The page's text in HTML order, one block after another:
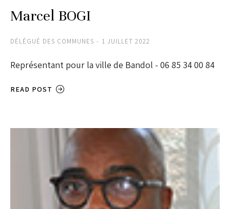
Marcel BOGI
DÉLÉGUÉ DES COMMUNES 1 JUILLET 2022
Représentant pour la ville de Bandol - 06 85 34 00 84
READ POST